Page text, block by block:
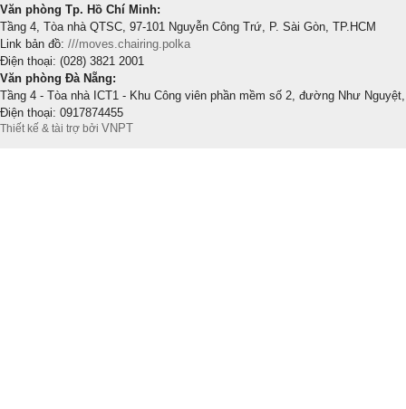
Văn phòng Tp. Hồ Chí Minh:
Tầng 4, Tòa nhà QTSC, 97-101 Nguyễn Công Trứ, P. Sài Gòn, TP.HCM
Link bản đồ: ///moves.chairing.polka
Điện thoại: (028) 3821 2001
Văn phòng Đà Nẵng:
Tầng 4 - Tòa nhà ICT1 - Khu Công viên phần mềm số 2, đường Như
Điện thoại: 0917874455
Thiết kế & tài trợ bởi VNPT